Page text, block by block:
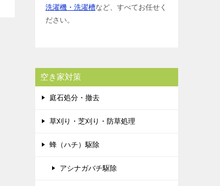
洗濯機・洗濯槽など、すべてお任せく
ださい。
空き家対策
庭石処分・撤去
草刈り・芝刈り・防草処理
蜂（ハチ）駆除
アシナガバチ駆除